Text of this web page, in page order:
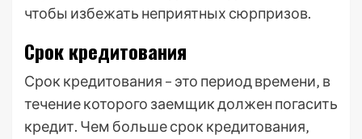
чтобы избежать неприятных сюрпризов.
Срок кредитования
Срок кредитования – это период времени‚ в
течение которого заемщик должен погасить
кредит. Чем больше срок кредитования‚